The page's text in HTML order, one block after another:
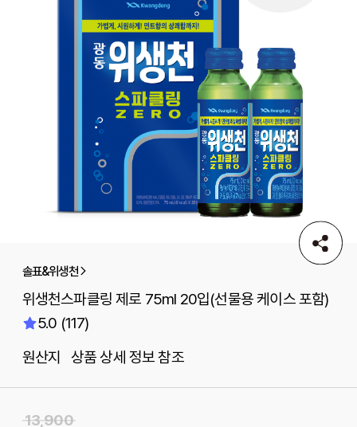
솔표&위생천
위생천스파클링 제로 75ml 20입(선물용 케이스 포함)
5.0 (117)
원산지 상품 상세 정보 참조
13,900